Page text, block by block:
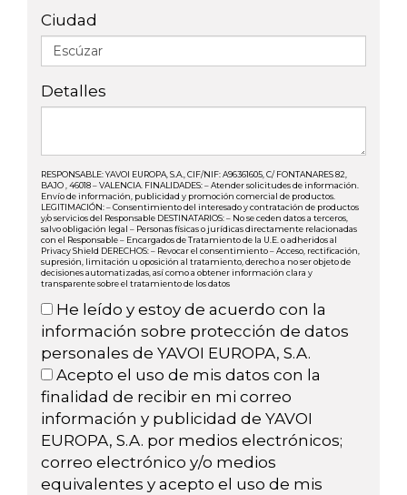
Ciudad
Detalles
RESPONSABLE: YAVOI EUROPA, S.A., CIF/NIF: A96361605, C/ FONTANARES 82,
BAJO , 46018 – VALENCIA. FINALIDADES: – Atender solicitudes de información.
Envío de información, publicidad y promoción comercial de productos.
LEGITIMACIÓN: – Consentimiento del interesado y contratación de productos
y/o servicios del Responsable DESTINATARIOS: – No se ceden datos a terceros,
salvo obligación legal – Personas físicas o jurídicas directamente relacionadas
con el Responsable – Encargados de Tratamiento de la U.E. o adheridos al
Privacy Shield DERECHOS: – Revocar el consentimiento – Acceso, rectificación,
supresión, limitación u oposición al tratamiento, derecho a no ser objeto de
decisiones automatizadas, así como a obtener información clara y
transparente sobre el tratamiento de los datos
He leído y estoy de acuerdo con la
información sobre protección de datos
personales de YAVOI EUROPA, S.A.
Acepto el uso de mis datos con la
finalidad de recibir en mi correo
información y publicidad de YAVOI
EUROPA, S.A. por medios electrónicos;
correo electrónico y/o medios
equivalentes y acepto el uso de mis